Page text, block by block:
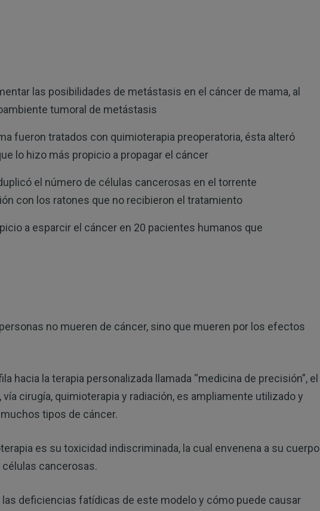
las posibilidades de metástasis en el cáncer de mama, al
tumoral de metástasis
fueron tratados con quimioterapia preoperatoria, ésta alteró
lo hizo más propicio a propagar el cáncer
el número de células cancerosas en el torrente
con los ratones que no recibieron el tratamiento
a esparcir el cáncer en 20 pacientes humanos que
no mueren de cáncer, sino que mueren por los efectos
hacia la terapia personalizada llamada “medicina de precisión”, el
vía cirugía, quimioterapia y radiación, es ampliamente utilizado y
tipos de cáncer.
es su toxicidad indiscriminada, la cual envenena a su cuerpo
cancerosas.
deficiencias fatídicas de este modelo y cómo puede causar